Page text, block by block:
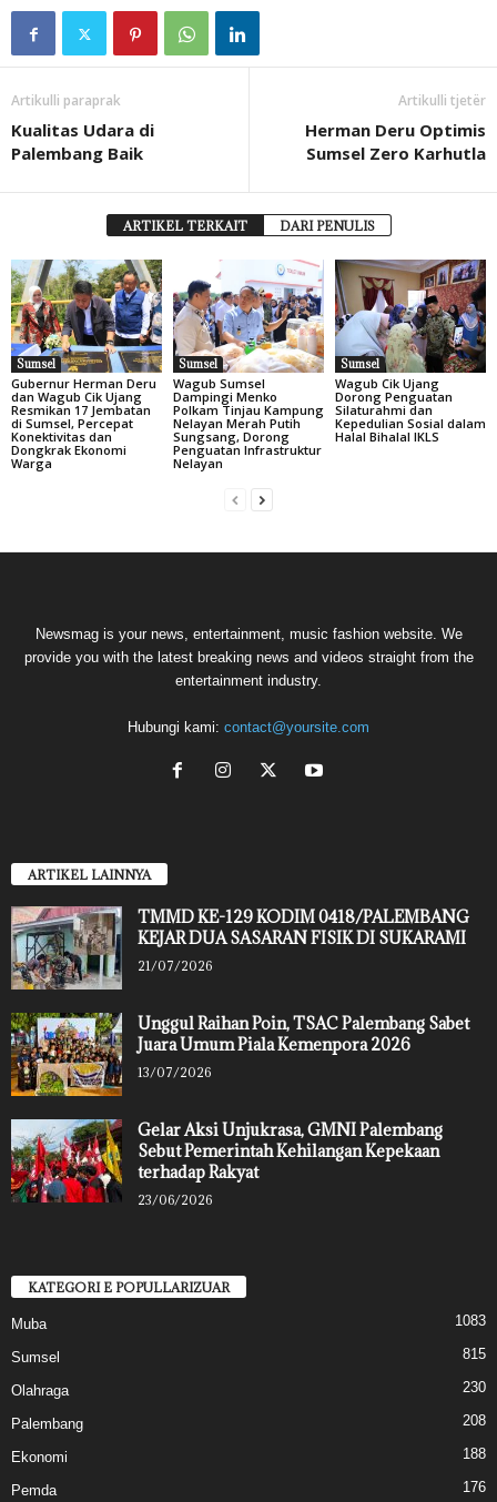
Artikulli paraprak
Kualitas Udara di
Palembang Baik
Artikulli tjetër
Herman Deru Optimis
Sumsel Zero Karhutla
ARTIKEL TERKAIT DARI PENULIS
Sumsel
Gubernur Herman Deru
dan Wagub Cik Ujang
Resmikan 17 Jembatan
di Sumsel, Percepat
Konektivitas dan
Dongkrak Ekonomi
Warga
Sumsel
Wagub Sumsel
Dampingi Menko
Polkam Tinjau Kampung
Nelayan Merah Putih
Sungsang, Dorong
Penguatan Infrastruktur
Nelayan
Sumsel
Wagub Cik Ujang
Dorong Penguatan
Silaturahmi dan
Kepedulian Sosial dalam
Halal Bihalal IKLS
Newsmag is your news, entertainment, music fashion website. We
provide you with the latest breaking news and videos straight from the
entertainment industry.
Hubungi kami: contact@yoursite.com
ARTIKEL LAINNYA
TMMD KE-129 KODIM 0418/PALEMBANG
KEJAR DUA SASARAN FISIK DI SUKARAMI
21/07/2026
Unggul Raihan Poin, TSAC Palembang Sabet
Juara Umum Piala Kemenpora 2026
13/07/2026
Gelar Aksi Unjukrasa, GMNI Palembang
Sebut Pemerintah Kehilangan Kepekaan
terhadap Rakyat
23/06/2026
KATEGORI E POPULLARIZUAR
Muba 1083
Sumsel 815
Olahraga 230
Palembang 208
Ekonomi 188
Pemda 176